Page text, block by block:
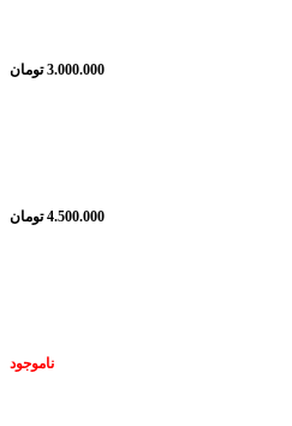
3.000.000 تومان
4.500.000 تومان
ناموجود